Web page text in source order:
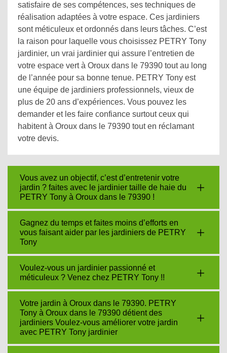
satisfaire de ses compétences, ses techniques de
réalisation adaptées à votre espace. Ces jardiniers
sont méticuleux et ordonnés dans leurs tâches. C’est
la raison pour laquelle vous choisissez PETRY Tony
jardinier, un vrai jardinier qui assure l’entretien de
votre espace vert à Oroux dans le 79390 tout au long
de l’année pour sa bonne tenue. PETRY Tony est
une équipe de jardiniers professionnels, vieux de
plus de 20 ans d’expériences. Vous pouvez les
demander et les faire confiance surtout ceux qui
habitent à Oroux dans le 79390 tout en réclamant
votre devis.
Vous avez un objectif, c’est d’entretenir votre
jardin ? faites avec le jardinier taille de haie du
PETRY Tony à Oroux dans le 79390 !
Gagnez du temps et faites moins d’efforts en
vous faisant aider par les jardiniers de PETRY
Tony
Voulez-vous un jardinier passionné et
méticuleux ? Venez chez PETRY Tony !!
Votre jardin à Oroux dans le 79390. PETRY
Tony à Oroux dans le 79390 détient des
jardiniers Voulez-vous améliorer votre jardin
avec PETRY Tony jardinier